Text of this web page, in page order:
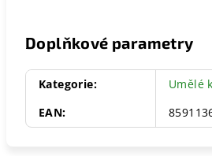
Doplňkové parametry
Kategorie:
Umělé
EAN: